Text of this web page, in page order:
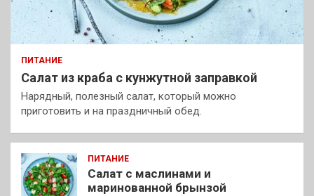
ПИТАНИЕ
Салат из краба с кунжутной заправкой
Нарядный, полезный салат, который можно
приготовить и на праздничный обед.
ПИТАНИЕ
Салат с маслинами и
маринованной брынзой